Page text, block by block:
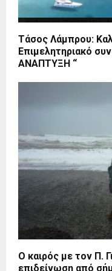
Τάσος Λάμπρου:
Επιμελητηριακό
ΑΝΑΠΤΥΞΗ “
O καιρός με τον Π.
επιδείνωση από